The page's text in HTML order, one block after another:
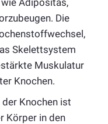
Adipositas,
Die
Skelettsystem
Muskulatur
Knochen.
Knochen ist
Körper in den